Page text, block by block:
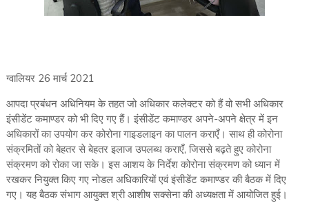
ग्वालियर 26 मार्च 2021
आपदा प्रबंधन अधिनियम के तहत जो अधिकार कलेक्टर को हैं वो सभी अधिकार
इंसीडेंट कमाण्डर को भी दिए गए हैं। इंसीडेंट कमाण्डर अपने-अपने क्षेत्र में इन
अधिकारों का उपयोग कर कोरोना गाइडलाइन का पालन कराएँ। साथ ही कोरोना
संक्रमितों को बेहतर से बेहतर इलाज उपलब्ध कराएँ, जिससे बढ़ते हुए कोरोना
संक्रमण को रोका जा सके। इस आशय के निर्देश कोरोना संक्रमण को ध्यान में
रखकर नियुक्त किए गए नोडल अधिकारियों एवं इंसीडेंट कमाण्डर की बैठक में दिए
गए। यह बैठक संभाग आयुक्त श्री आशीष सक्सेना की अध्यक्षता में आयोजित हुई।